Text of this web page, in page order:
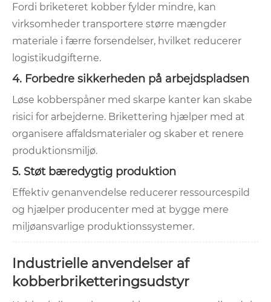
Fordi briketeret kobber fylder mindre, kan
virksomheder transportere større mængder
materiale i færre forsendelser, hvilket reducerer
logistikudgifterne.
4. Forbedre sikkerheden på arbejdspladsen
Løse kobberspåner med skarpe kanter kan skabe
risici for arbejderne. Brikettering hjælper med at
organisere affaldsmaterialer og skaber et renere
produktionsmiljø.
5. Støt bæredygtig produktion
Effektiv genanvendelse reducerer ressourcespild
og hjælper producenter med at bygge mere
miljøansvarlige produktionssystemer.
Industrielle anvendelser af
kobberbriketteringsudstyr